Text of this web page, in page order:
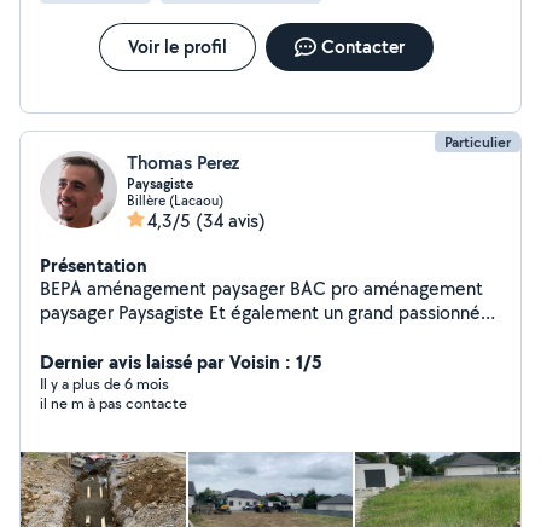
Voir le profil Contacter
Particulier
Thomas Perez
Paysagiste
Billère (Lacaou)
4,3/5 (34 avis)
Présentation
BEPA aménagement paysager BAC pro aménagement
paysager Paysagiste Et également un grand passionné
d'entretien dans votre jardin ainsi que tout type de
création. Paiement en CESU.
Dernier avis laissé par Voisin : 1/5
Il y a plus de 6 mois
il ne m à pas contacte